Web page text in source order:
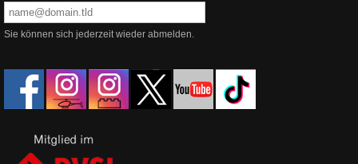
Sie können sich jederzeit wieder abmelden.